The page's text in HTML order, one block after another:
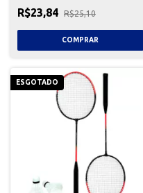
R$23,84 R$25,10
ESGOTADO